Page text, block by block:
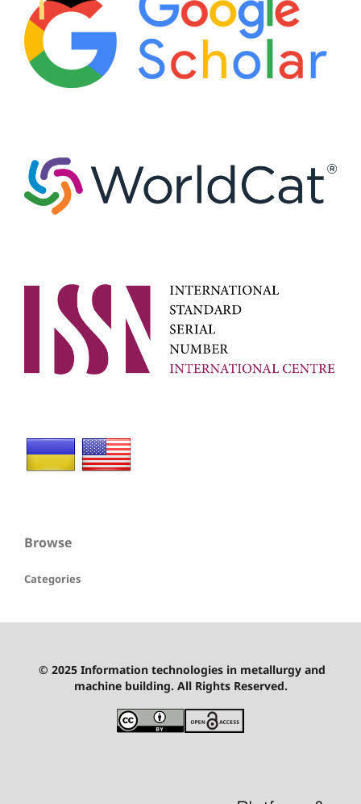
Browse
Categories
© 2025 Information technologies in metallurgy and
machine building. All Rights Reserved.